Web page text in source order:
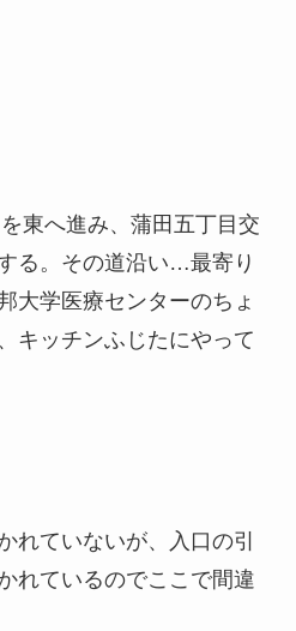
東へ進み、蒲田五丁目交
る。その道沿い…最寄り
大学医療センターのちょ
キッチンふじたにやって
れていないが、入口の引
れているのでここで間違